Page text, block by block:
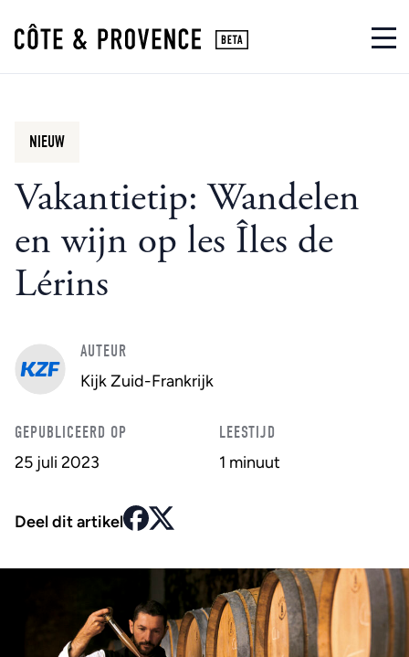
Vakantietip: Wandelen
en wijn op les Îles de
Lérins
NIEUW
AUTEUR
Kijk Zuid-Frankrijk
GEPUBLICEERD OP
25 juli 2023
LEESTIJD
1 minuut
Deel dit artikel